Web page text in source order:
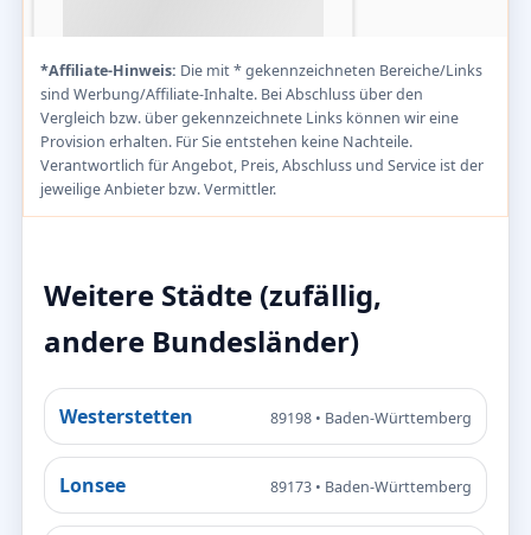
*Affiliate-Hinweis: Die mit * gekennzeichneten Bereiche/Links
sind Werbung/Affiliate-Inhalte. Bei Abschluss über den
Vergleich bzw. über gekennzeichnete Links können wir eine
Provision erhalten. Für Sie entstehen keine Nachteile.
Verantwortlich für Angebot, Preis, Abschluss und Service ist der
jeweilige Anbieter bzw. Vermittler.
Weitere Städte (zufällig,
andere Bundesländer)
Westerstetten 89198 • Baden-Württemberg
Lonsee 89173 • Baden-Württemberg